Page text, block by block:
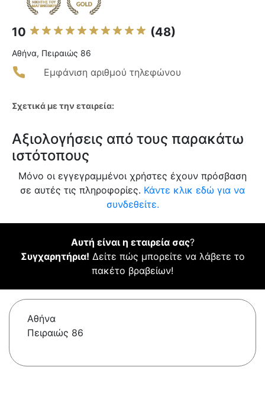
10 (48)
Αθήνα, Πειραιώς 86
Εμφάνιση αριθμού τηλεφώνου
Σχετικά με την εταιρεία:
Αξιολογήσεις από τους παρακάτω
ιστότοπους
Μόνο οι εγγεγραμμένοι χρήστες έχουν πρόσβαση
σε αυτές τις πληροφορίες. Κάντε κλικ εδώ για να
συνδεθείτε.
Αυτή είναι η εταιρεία σας?
Συγχαρητήρια! Δείτε πώς μπορείτε να λάβετε το
πακέτο βραβείων!
Αθήνα
Πειραιώς 86